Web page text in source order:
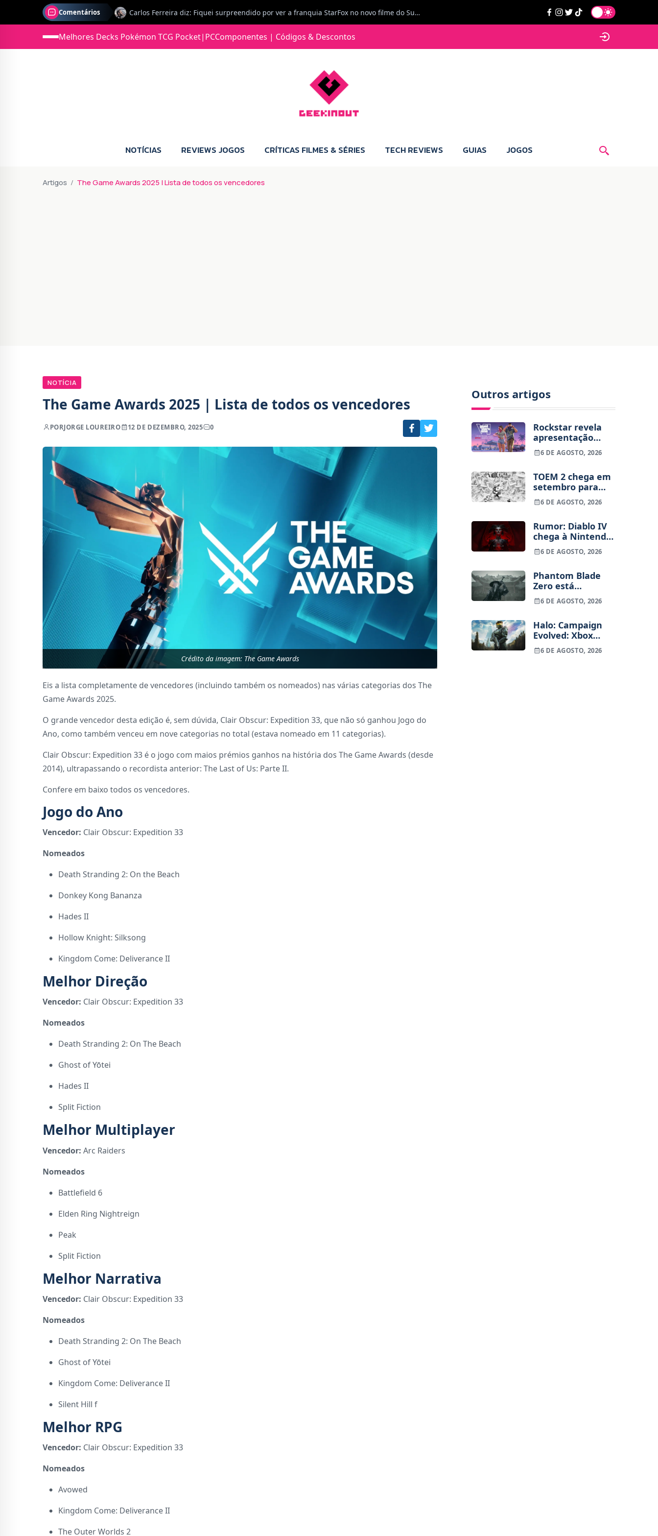
Comentários Jorge Loureiro | Fearme diz: A versão da Switch 2 tem censura... mas também não perdes muito.
Jonas diz: Estou seriamente com vontade para comprar para a Switch 2 :P
Jorge Loureiro | Fearme diz: Boas, obrigado pelo teu comentário. Talvez seja verdade que a Microsoft está a tentar redefinir o futuro dos jogos, mas para uma marca que já trocou de estratégia tantas vezes, é difícil acreditar em mais uma virada de direção. Basta lembrar do Kinect, da aposta no cloud gaming, ou mesmo do discurso de que os exclusivos eram "essenciais": todas essas promessas acabaram por perder força com o tempo. Além disso, há um ponto chave que estás a ignorar: as consolas Xbox. Está à vista que foram praticamente abandonadas. Quem comprou uma Xbox Series X a pensar que ia ser a máquina indispensável para jogar exclusivos, ficou a arder, porque hoje esses jogos chegam também ao PC e, cada vez mais, até à concorrência. Isso mina a identidade da marca e enfraquece a confiança dos jogadores. A PlayStation até pode estar a lançar alguns jogos na Xbox como o Helldivers 2, mas não é o catálogo inteiro. Desta forma, as consolas PS5 continuam a ter valor.
Melhores Decks Pokémon TCG Pocket| PCComponentes | Códigos & Descontos
NOTÍCIAS REVIEWS JOGOS CRÍTICAS FILMES & SÉRIES TECH REVIEWS GUIAS JOGOS
Artigos The Game Awards 2025 | Lista de todos os vencedores
NOTÍCIA
The Game Awards 2025 | Lista de todos os vencedores
PORJORGE LOUREIRO 12 DE DEZEMBRO, 2025 0
Crédito da imagem: The Game Awards
Eis a lista completamente de vencedores (incluindo também os nomeados) nas várias categorias dos The
Game Awards 2025.
O grande vencedor desta edição é, sem dúvida, Clair Obscur: Expedition 33, que não só ganhou Jogo do
Ano, como também venceu em nove categorias no total (estava nomeado em 11 categorias).
Clair Obscur: Expedition 33 é o jogo com maios prémios ganhos na história dos The Game Awards (desde
2014), ultrapassando o recordista anterior: The Last of Us: Parte II.
Confere em baixo todos os vencedores.
Jogo do Ano
Vencedor: Clair Obscur: Expedition 33
Nomeados
Death Stranding 2: On the Beach
Donkey Kong Bananza
Hades II
Hollow Knight: Silksong
Kingdom Come: Deliverance II
Melhor Direção
Vencedor: Clair Obscur: Expedition 33
Nomeados
Death Stranding 2: On The Beach
Ghost of Yōtei
Hades II
Split Fiction
Melhor Multiplayer
Vencedor: Arc Raiders
Nomeados
Battlefield 6
Elden Ring Nightreign
Peak
Split Fiction
Melhor Narrativa
Vencedor: Clair Obscur: Expedition 33
Nomeados
Death Stranding 2: On The Beach
Ghost of Yōtei
Kingdom Come: Deliverance II
Silent Hill f
Melhor RPG
Vencedor: Clair Obscur: Expedition 33
Nomeados
Avowed
Kingdom Come: Deliverance II
The Outer Worlds 2
Outros artigos
Rockstar revela
apresentação
alargada de GTA
VI para 27 de
6 DE AGOSTO, 2026
TOEM 2 chega em
setembro para
PS5, Switch e PC
6 DE AGOSTO, 2026
Rumor: Diablo IV
chega à Nintendo
Switch 2 em
setembro e vai
um jogo novo
6 DE AGOSTO, 2026
Phantom Blade
Zero está
terminado, pré-
vendas começam
semana
6 DE AGOSTO, 2026
Halo: Campaign
Evolved: Xbox
despede
funcionários uma
6 DE AGOSTO, 2026